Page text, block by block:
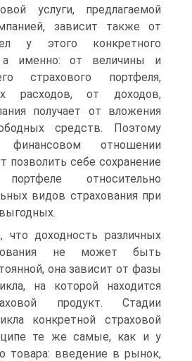
услуги, предлагаемой
зависит также от
у этого конкретного
а именно: от величины и
страхового портфеля,
расходов, от доходов,
получает от вложения
средств. Поэтому
отношении
позволить себе сохранение
относительно
видов страхования при
доходность различных
не может быть
она зависит от фазы
на которой находится
продукт. Стадии
конкретной страховой
те же самые, как и у
товара: введение в рынок,